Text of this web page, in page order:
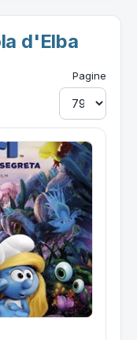
d'Elba
Pagine